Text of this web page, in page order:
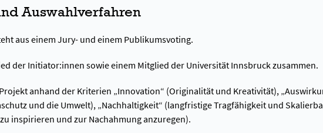
Auswahlverfahren
aus einem Jury- und einem Publikumsvoting.
der Initiator:innen sowie einem Mitglied der Universität Innsbruck zusammen.
anhand der Kriterien „Innovation“ (Originalität und Kreativität),
und die Umwelt), „Nachhaltigkeit“ (langfristige Tragfähigkeit und
inspirieren und zur Nachahmung anzuregen).